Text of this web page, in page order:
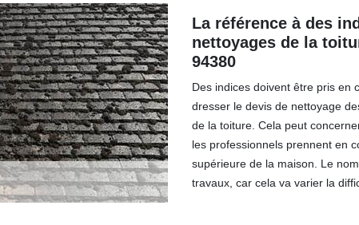
La référence à des
nettoyages de la
94380
Des indices doivent être pris en
dresser le devis de nettoyage
de la toiture. Cela peut
les professionnels prennent en
supérieure de la maison. Le
travaux, car cela va varier la